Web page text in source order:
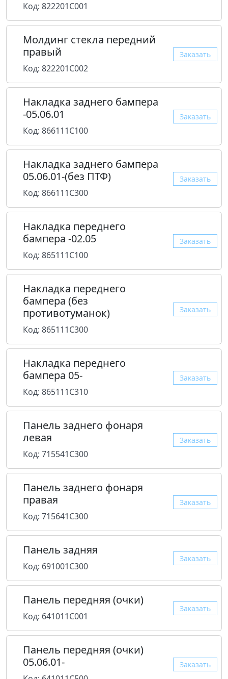
Код: 822201C001
Молдинг стекла передний
правый
Код: 822201C002
Заказать
Накладка заднего бампера
-05.06.01
Код: 866111C100
Заказать
Накладка заднего бампера
05.06.01-(без ПТФ)
Код: 866111C300
Заказать
Накладка переднего
бампера -02.05
Код: 865111C100
Заказать
Накладка переднего
бампера (без
противотуманок)
Код: 865111C300
Заказать
Накладка переднего
бампера 05-
Код: 865111C310
Заказать
Панель заднего фонаря
левая
Код: 715541C300
Заказать
Панель заднего фонаря
правая
Код: 715641C300
Заказать
Панель задняя
Код: 691001C300
Заказать
Панель передняя (очки)
Код: 641011C001
Заказать
Панель передняя (очки)
05.06.01-
Заказать